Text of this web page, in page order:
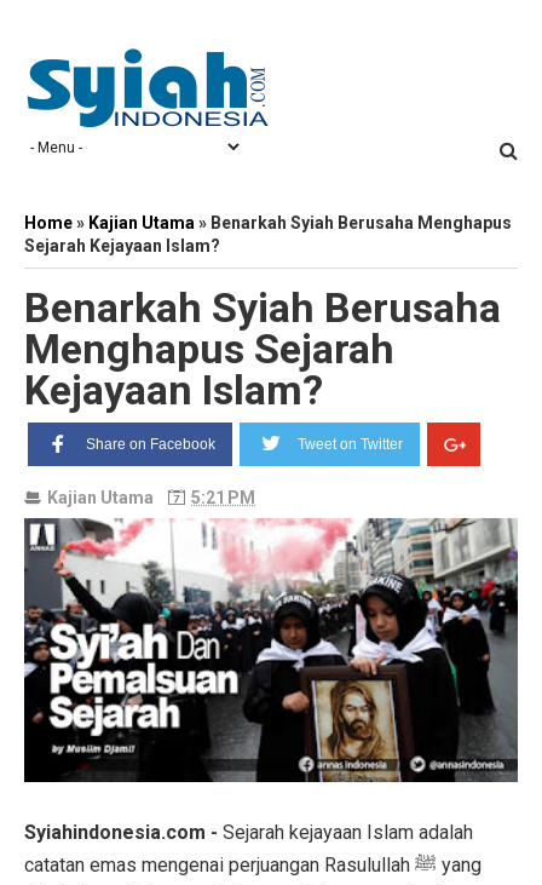
Home» Kajian Utama » Benarkah Syiah Berusaha Menghapus
Sejarah Kejayaan Islam?
Benarkah Syiah Berusaha
Menghapus Sejarah
Kejayaan Islam?
Share on Facebook Tweet on Twitter
Kajian Utama 5:21 PM
Syiahindonesia.com - Sejarah kejayaan Islam adalah
catatan emas mengenai perjuangan Rasulullah ﷺ yang